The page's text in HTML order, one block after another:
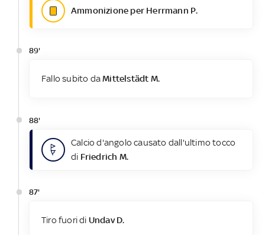
Ammonizione per Herrmann P.
89'
Fallo subito daMittelstädt M.
88'
Calcio d'angolo causato dall'ultimo tocco
di Friedrich M.
87'
Tiro fuori di Undav D.